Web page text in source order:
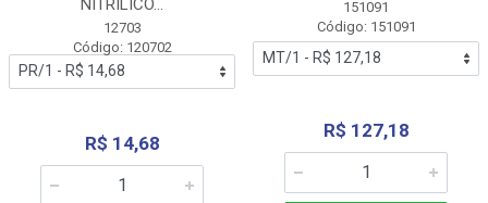
NITRÍLICO...
12703
Código: 120702
R$ 14,68
151091
Código: 151091
R$ 127,18